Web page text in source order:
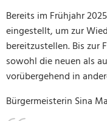
Bereits im Frühjahr
eingestellt, um zur
bereitzustellen. Bis zur
sowohl die neuen als
vorübergehend in
Bürgermeisterin Sina